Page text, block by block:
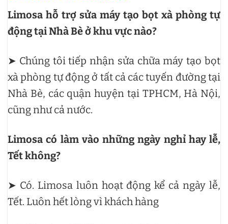
Limosa hỗ trợ sửa máy tạo bọt xà phòng tự
động tại Nhà Bè ở khu vực nào?
➤ Chúng tôi tiếp nhận sửa chữa máy tạo bọt
xà phòng tự động ở tất cả các tuyến đường tại
Nhà Bè, các quận huyện tại TPHCM, Hà Nội,
cũng như cả nước.
Limosa có làm vào những ngày nghỉ hay lễ,
Tết không?
➤ Có. Limosa luôn hoạt động kể cả ngày lễ,
Tết. Luôn hết lòng vì khách hàng